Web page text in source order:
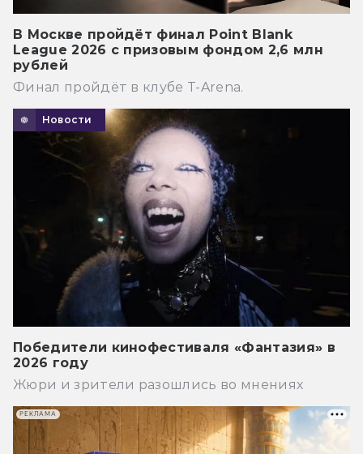
В Москве пройдёт финал Point Blank
League 2026 с призовым фондом 2,6 млн
рублей
Финал пройдёт в клубе T-Arena.
Новости
Победители кинофестиваля «Фантазия» в
2026 году
Жюри и зрители разошлись во мнениях
РЕКЛАМА